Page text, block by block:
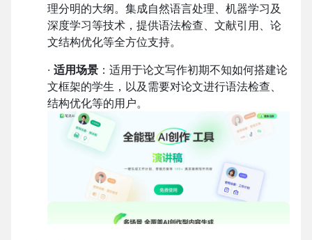
理分明的大纲。集成自然语言处理、机器学习及
深度学习等技术，提供语法检查、文献引用、论
文结构优化等全方位支持。
· 适用场景 ：适用于论文写作初期不知如何搭建论
文框架的学生，以及需要对论文进行语法检查、
结构优化等的用户。